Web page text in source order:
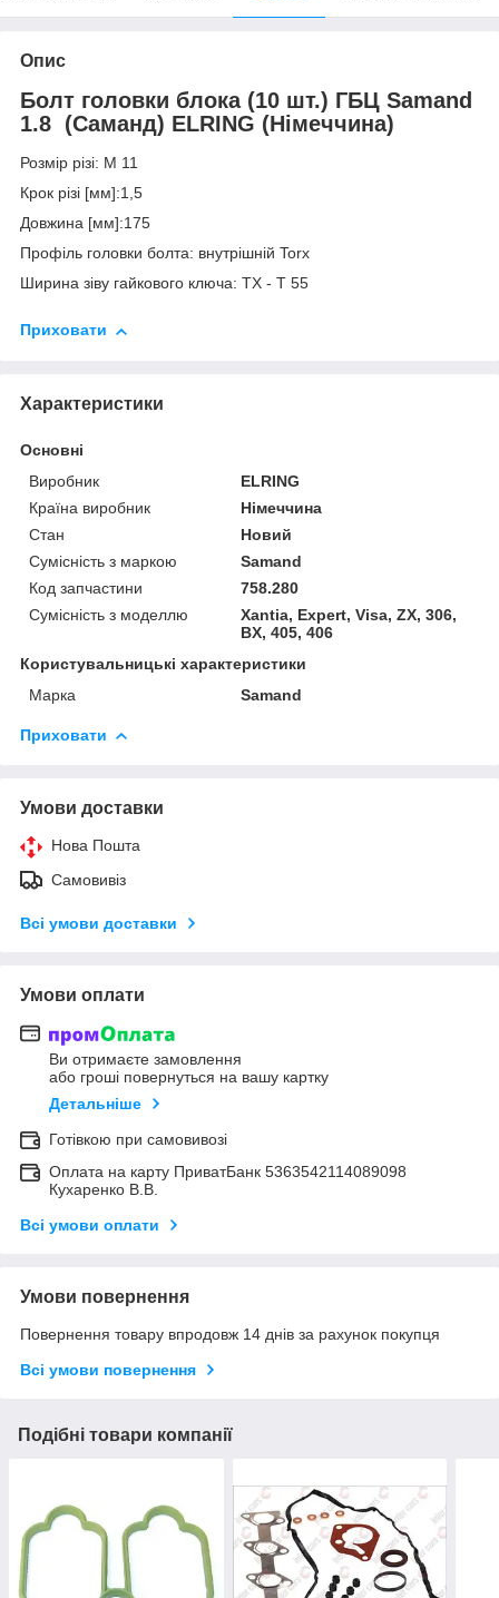
Опис
Болт головки блока (10 шт.) ГБЦ Samand
1.8 (Саманд) ELRING (Німеччина)
Розмір різі: M 11
Крок різі [мм]:1,5
Довжина [мм]:175
Профіль головки болта: внутрішній Torx
Ширина зіву гайкового ключа: TX - T 55
Приховати
Характеристики
Основні
Виробник
ELRING
Країна виробник
Німеччина
Стан
Новий
Сумісність з маркою
Samand
Код запчастини
758.280
Сумісність з моделлю
Xantia, Expert, Visa, ZX, 306,
BX, 405, 406
Користувальницькі характеристики
Марка
Samand
Приховати
Умови доставки
Нова Пошта
Самовивіз
Всі умови доставки
Умови оплати
Ви отримаєте замовлення
або гроші повернуться на вашу картку
Детальніше
Готівкою при самовивозі
Оплата на карту ПриватБанк 5363542114089098
Кухаренко В.В.
Всі умови оплати
Умови повернення
Повернення товару впродовж 14 днів за рахунок покупця
Всі умови повернення
Подібні товари компанії